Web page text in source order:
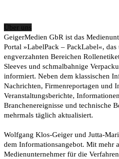
Über uns
GeigerMedien GbR ist das
Portal »LabelPack – PackLabel«,
engverzahnten Bereichen
Sleeves und schmalbahnige
informiert. Neben dem klassischen
Nachrichten, Firmenreportagen und
Veranstaltungsberichte,
Branchenereignisse und technische
mehrmals täglich aktualisiert.
Wolfgang Klos-Geiger und Jutta-
dem Informationsangebot. Mit mehr
Medienunternehmer für die